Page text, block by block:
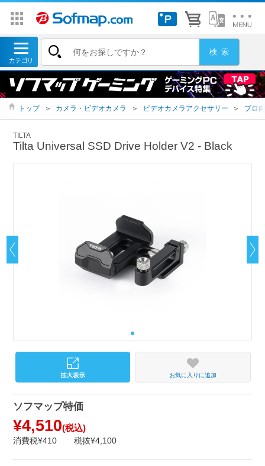
トップ ＞ カメラ・ビデオカメラ ＞ ビデオカメラアクセサリー ＞ プロ
TILTA
Tilta Universal SSD Drive Holder V2 - Black
お気に入りに追加
ソフマップ特価
¥4,510(税込)
消費税¥410 税抜¥4,100